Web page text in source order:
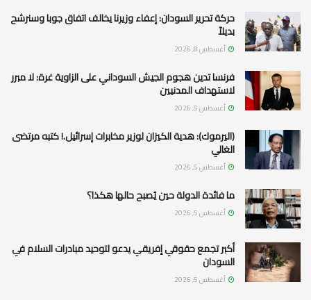
حركة تحرير السودان: إعفاء وزيرنا يخالف اتفاق جوبا وسنرشح
بديلاً
أغسطس 8, 2026
فرنسا تدين هجوم الجيش السوداني على الزاوية غرة: لا مبرر
لاستهداف المدنيين
أغسطس 5, 2026
(اليرموك): هدية الكيزان لوزير مخابرات إسرائيل.! كتبه مرتضى
الغالي
أغسطس 5, 2026
ما فائدة الدولة حين يُصبح حالها هكذا؟
أغسطس 5, 2026
أكبر تجمع حقوقي إفريقي يدعو لتوحيد مبادرات السلام في
السودان
أغسطس 5, 2026